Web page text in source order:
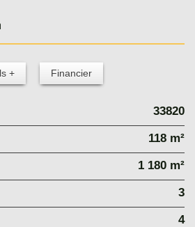
+ Financier
33820
118 m²
1 180 m²
3
4